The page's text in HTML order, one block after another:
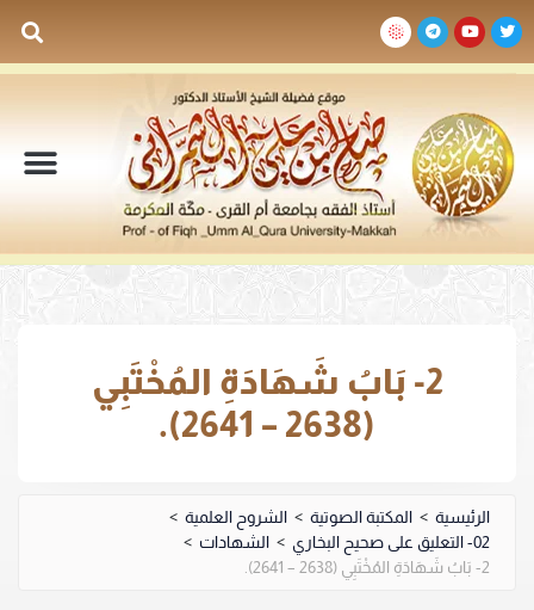
2- بَابُ شَهَادَةِ المُخْتَبِي
(2638 – 2641).
الرئيسية > المكتبة الصوتية > الشروح العلمية >
02- التعليق على صحيح البخاري
> الشهادات >
2- بَابُ شَهَادَةِ المُخْتَبِي (2638 – 2641).